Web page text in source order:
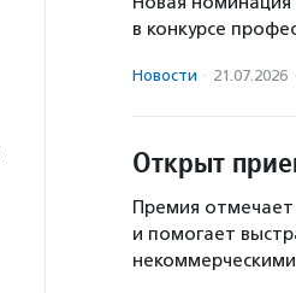
в конкурсе
Новости · 21.07.2026 ·
Открыт
Премия
и помогает